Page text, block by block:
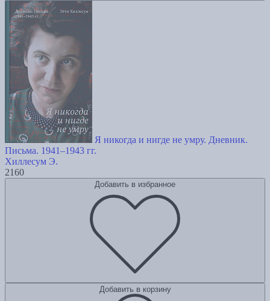
Я никогда и нигде не умру. Дневник.
Письма. 1941–1943 гг.
Хиллесум Э.
2160
Добавить в избранное
Добавить в корзину